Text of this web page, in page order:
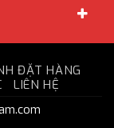
ĐẶT HÀNG
LIÊN HỆ